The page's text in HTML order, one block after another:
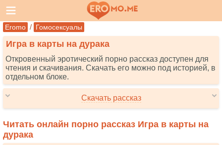
Eromo / Гомосексуалы
Игра в карты на дурака
Откровенный эротический порно рассказ доступен для
чтения и скачивания. Скачать его можно под историей, в
отдельном блоке.
Скачать рассказ
Читать онлайн порно рассказ Игра в карты на
дурака